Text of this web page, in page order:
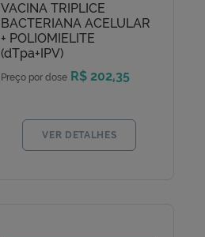
VACINA TRIPLICE
BACTERIANA ACELULAR
+ POLIOMIELITE
(dTpa+IPV)
Preço por dose R$ 202,35
VER DETALHES